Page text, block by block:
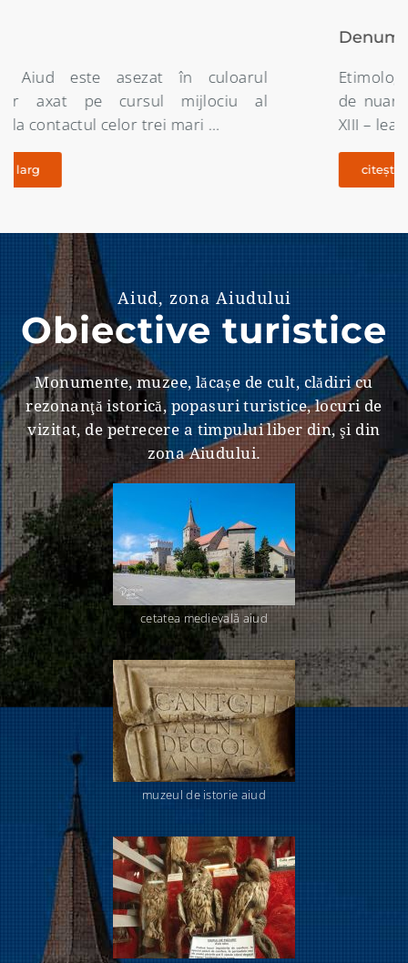
Etimologia denumirii orasului Aiud este destul
de nuantata întrucât începând din secolul al
XIII – lea nici un document oficial …
Aiud, zona Aiudului
Obiective turistice
Monumente, muzee, lăcașe de cult, clădiri cu
rezonanţă istorică, popasuri turistice, locuri de
vizitat, de petrecere a timpului liber din, şi din
zona Aiudului.
cetatea medievală aiud
muzeul de istorie aiud